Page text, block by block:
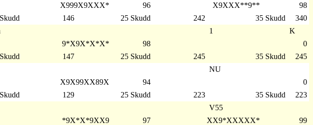
X999X9XXX* 96 X9XXX**9**
98
146 25 Skudd 242 35 Skudd
340
1
K
9*X9X*X*X* 98
0
147 25 Skudd 245 35 Skudd
245
NU
X9X99XX89X 94
0
129 25 Skudd 223 35 Skudd
223
V55
*9X*X*9XX9 97 XX9*XXXXX*
99